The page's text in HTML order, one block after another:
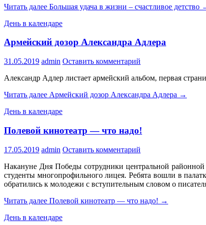
Читать далее Большая удача в жизни – счастливое детство
День в календаре
Армейский дозор Александра Адлера
31.05.2019 admin Оставить комментарий
Александр Адлер листает армейский альбом, первая
Читать далее Армейский дозор Александра Адлера →
День в календаре
Полевой кинотеатр — что надо!
17.05.2019 admin Оставить комментарий
Накануне Дня Победы сотрудники центральной
студенты многопрофильного лицея. Ребята вошли в
обратились к молодежи с вступительным словом о
Читать далее Полевой кинотеатр — что надо! →
День в календаре